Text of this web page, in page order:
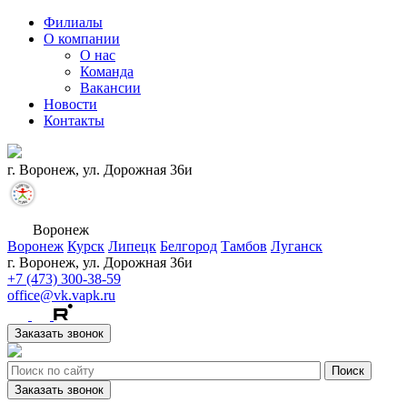
Филиалы
О компании
О нас
Команда
Вакансии
Новости
Контакты
г. Воронеж, ул. Дорожная 36и
Воронеж
Воронеж Курск Липецк Белгород Тамбов Луганск
г. Воронеж, ул. Дорожная 36и
+7 (473) 300-38-59
office@vk.vapk.ru
Заказать звонок
Заказать звонок